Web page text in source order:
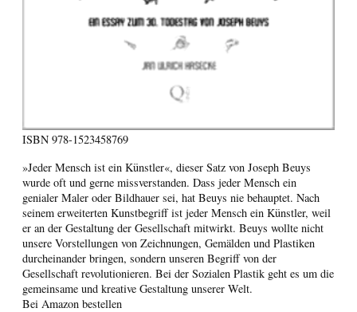
ISBN 978-1523458769
»Jeder Mensch ist ein Künstler«, dieser Satz von Joseph Beuys
wurde oft und gerne missverstanden. Dass jeder Mensch ein
genialer Maler oder Bildhauer sei, hat Beuys nie behauptet. Nach
seinem erweiterten Kunstbegriff ist jeder Mensch ein Künstler, weil
er an der Gestaltung der Gesellschaft mitwirkt. Beuys wollte nicht
unsere Vorstellungen von Zeichnungen, Gemälden und Plastiken
durcheinander bringen, sondern unseren Begriff von der
Gesellschaft revolutionieren. Bei der Sozialen Plastik geht es um die
gemeinsame und kreative Gestaltung unserer Welt.
Bei Amazon bestellen